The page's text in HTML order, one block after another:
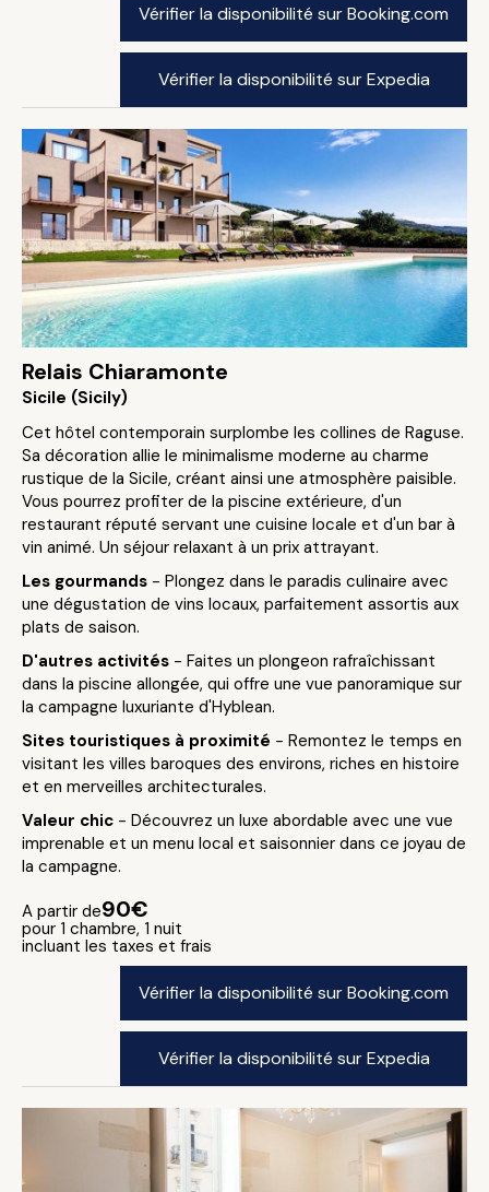
Vérifier la disponibilité sur Booking.com
Vérifier la disponibilité sur Expedia
Relais Chiaramonte
Sicile (Sicily)
Cet hôtel contemporain surplombe les collines de Raguse.
Sa décoration allie le minimalisme moderne au charme
rustique de la Sicile, créant ainsi une atmosphère paisible.
Vous pourrez profiter de la piscine extérieure, d'un
restaurant réputé servant une cuisine locale et d'un bar à
vin animé. Un séjour relaxant à un prix attrayant.
Les gourmands - Plongez dans le paradis culinaire avec
une dégustation de vins locaux, parfaitement assortis aux
plats de saison.
D'autres activités - Faites un plongeon rafraîchissant
dans la piscine allongée, qui offre une vue panoramique sur
la campagne luxuriante d'Hyblean.
Sites touristiques à proximité - Remontez le temps en
visitant les villes baroques des environs, riches en histoire
et en merveilles architecturales.
Valeur chic - Découvrez un luxe abordable avec une vue
imprenable et un menu local et saisonnier dans ce joyau de
la campagne.
A partir de90€
pour 1 chambre, 1 nuit
incluant les taxes et frais
Vérifier la disponibilité sur Booking.com
Vérifier la disponibilité sur Expedia